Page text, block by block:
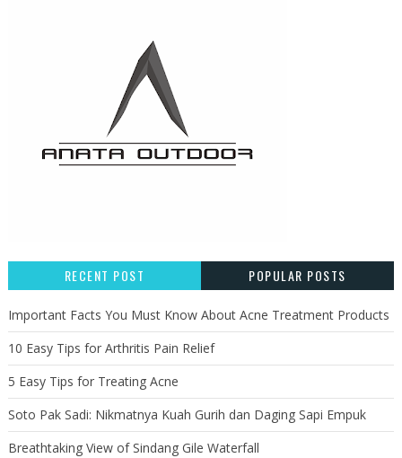
RECENT POST POPULAR POSTS
Important Facts You Must Know About Acne Treatment Products
10 Easy Tips for Arthritis Pain Relief
5 Easy Tips for Treating Acne
Soto Pak Sadi: Nikmatnya Kuah Gurih dan Daging Sapi Empuk
Breathtaking View of Sindang Gile Waterfall